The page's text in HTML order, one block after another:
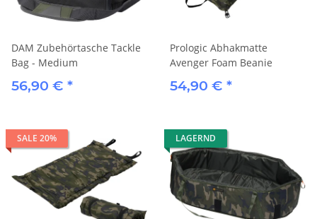
DAM Zubehörtasche Tackle
Bag - Medium
56,90 € *
Prologic Abhakmatte
Avenger Foam Beanie
54,90 € *
SALE 20% LAGERND